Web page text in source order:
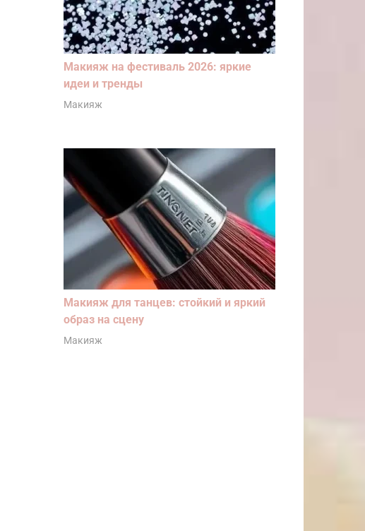
Макияж на фестиваль 2026: яркие
идеи и тренды
Макияж
Макияж для танцев: стойкий и яркий
образ на сцену
Макияж